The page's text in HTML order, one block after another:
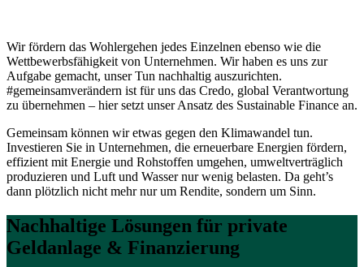
Wir fördern das Wohlergehen jedes Einzelnen ebenso wie die
Wettbewerbsfähigkeit von Unternehmen. Wir haben es uns zur
Aufgabe gemacht, unser Tun nachhaltig auszurichten.
#gemeinsamverändern ist für uns das Credo, global Verantwortung
zu übernehmen – hier setzt unser Ansatz des Sustainable Finance an.
Gemeinsam können wir etwas gegen den Klimawandel tun.
Investieren Sie in Unternehmen, die erneuerbare Energien fördern,
effizient mit Energie und Rohstoffen umgehen, umweltverträglich
produzieren und Luft und Wasser nur wenig belasten. Da geht’s
dann plötzlich nicht mehr nur um Rendite, sondern um Sinn.
Nachhaltige Lösungen für private
Geldanlage & Finanzierung